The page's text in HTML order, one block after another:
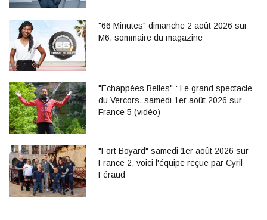
"66 Minutes" dimanche 2 août 2026 sur
M6, sommaire du magazine
"Echappées Belles" : Le grand spectacle
du Vercors, samedi 1er août 2026 sur
France 5 (vidéo)
"Fort Boyard" samedi 1er août 2026 sur
France 2, voici l'équipe reçue par Cyril
Féraud